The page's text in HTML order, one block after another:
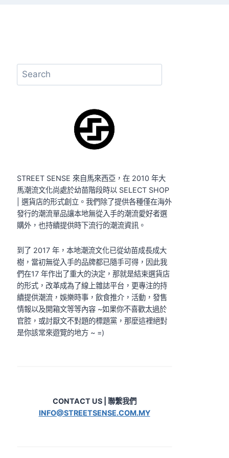
搜
尋
STREET SENSE 來自馬來西亞，在 2010 年大
馬潮流文化尚處於幼苗階段時以 SELECT SHOP
| 選貨店的形式創立。我們除了提供各種僅在海外
發行的潮流單品讓本地無從入手的潮流愛好者選
購外，也持續提供時下流行的潮流資訊。
到了 2017 年，本地潮流文化已從幼苗成長成大
樹，當初無從入手的品牌都已隨手可得，因此我
們在17 年作出了重大的決定，那就是結束選貨店
的形式，改革成為了線上雜誌平台，更專注的持
續提供潮流，娛樂時事，飲食推介，活動，發售
情報以及開箱文等等內容 ~如果你不喜歡太過於
官腔，或討厭文不對題的標題黨，那麼這裡絕對
是你該常來遊覽的地方 ~ =)
CONTACT US | 聯繫我們
INFO@STREETSENSE.COM.MY